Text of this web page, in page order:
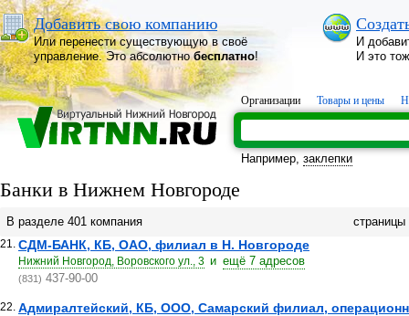
Добавить свою компанию
Или перенести существующую в своё
управление. Это абсолютнобесплатно!
И
И это
Организации Товары и цены
Например, заклепки
Банки в Нижнем Новгороде
В разделе 401 компания страницы
СДМ-БАНК, КБ, ОАО, филиал в Н. Новгороде
Нижний Новгород, Воровского ул., 3 и ещё 7 адресов
(831) 437-90-00
Адмиралтейский, КБ, ООО, Самарский филиал,